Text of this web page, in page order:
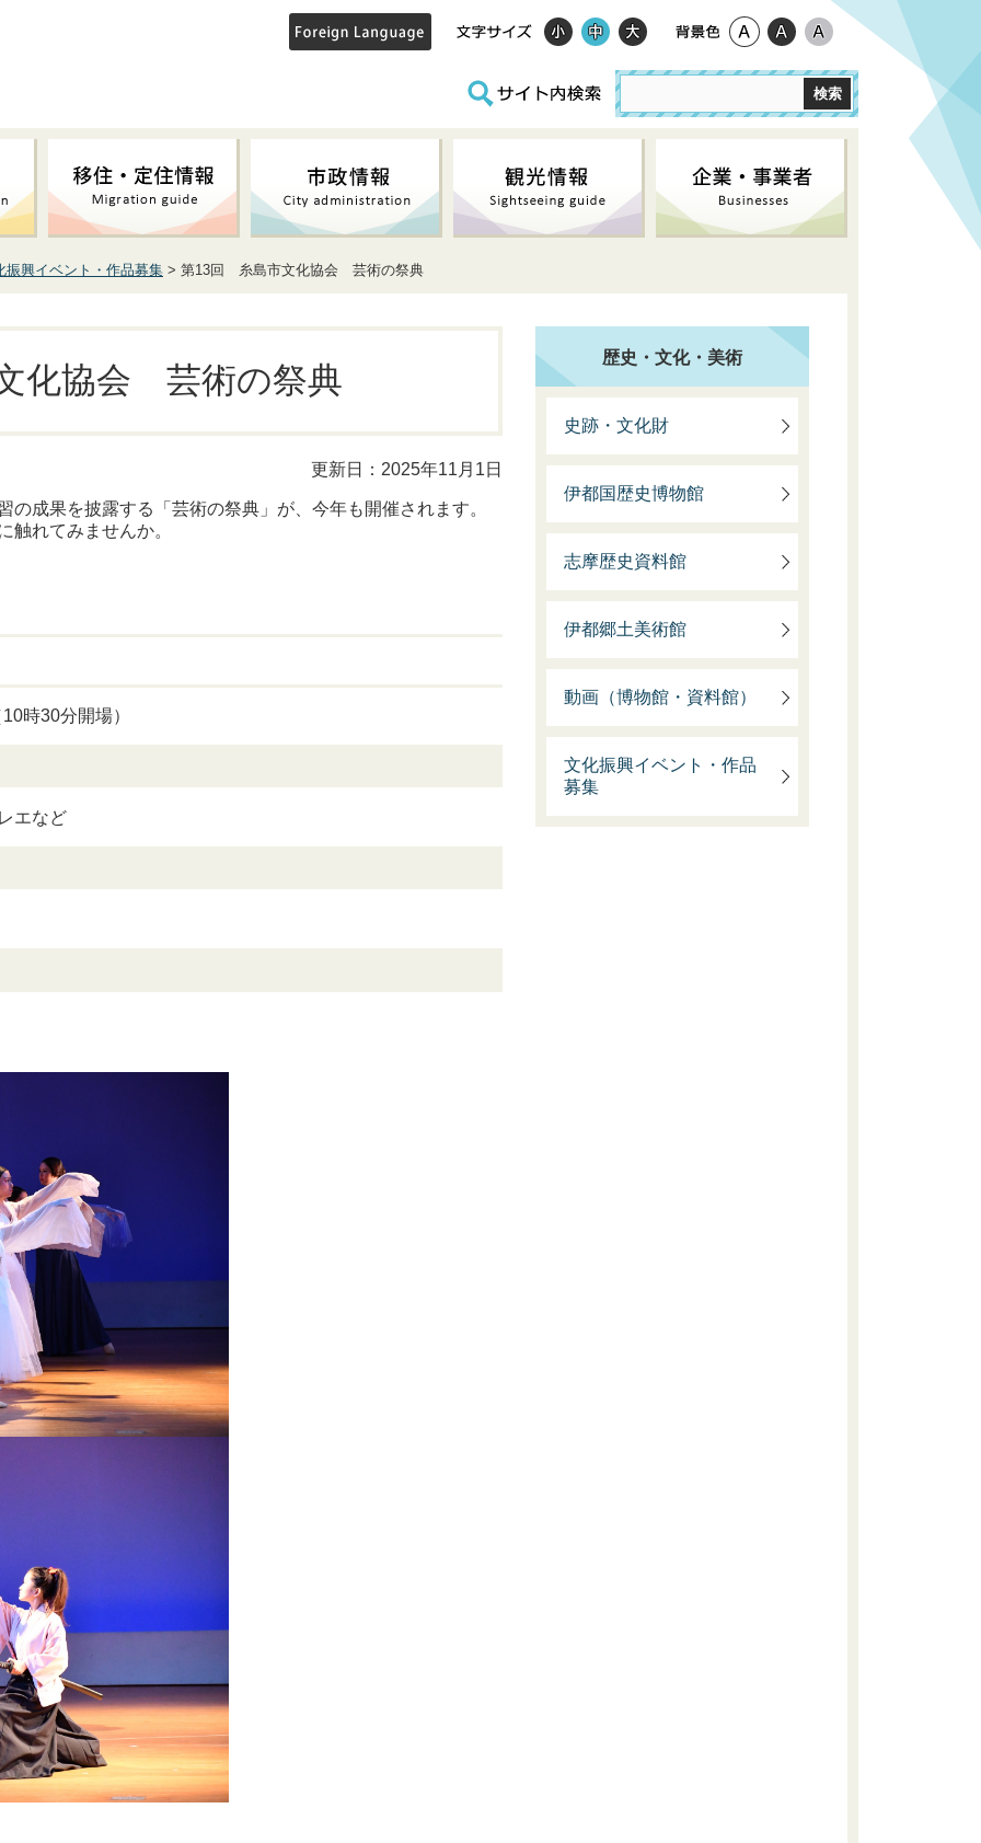
振興イベント・作品募集 > 第13回 糸島市文化協会 芸術の祭典
化協会 芸術の祭典
更新日：2025年11月1日
成果を披露する「芸術の祭典」が、今年も開催されます。
触れてみませんか。
時30分開場）
エなど
歴史・文化・美術
史跡・文化財
伊都国歴史博物館
志摩歴史資料館
伊都郷土美術館
動画（博物館・資料館）
文化振興イベント・作品
募集